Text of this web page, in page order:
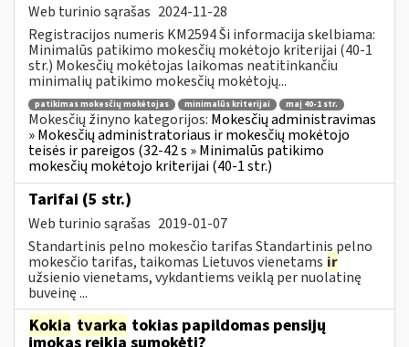
Web turinio sąrašas 2024-11-28
Registracijos numeris KM2594 Ši informacija skelbiama:
Minimalūs patikimo mokesčių mokėtojo kriterijai (40-1
str.) Mokesčių mokėtojas laikomas neatitinkančiu
minimalių patikimo mokesčių mokėtojų...
patikimas mokesčių mokėtojas minimalūs kriterijai maį 40-1 str.
Mokesčių žinyno kategorijos: Mokesčių administravimas
» Mokesčių administratoriaus ir mokesčių mokėtojo
teisės ir pareigos (32-42 s » Minimalūs patikimo
mokesčių mokėtojo kriterijai (40-1 str.)
Tarifai (5 str.)
Web turinio sąrašas 2019-01-07
Standartinis pelno mokesčio tarifas Standartinis pelno
mokesčio tarifas, taikomas Lietuvos vienetams ir
užsienio vienetams, vykdantiems veiklą per nuolatinę
buveinę ...
Kokia tvarka tokias papildomas pensijų
įmokas reikia sumokėti?